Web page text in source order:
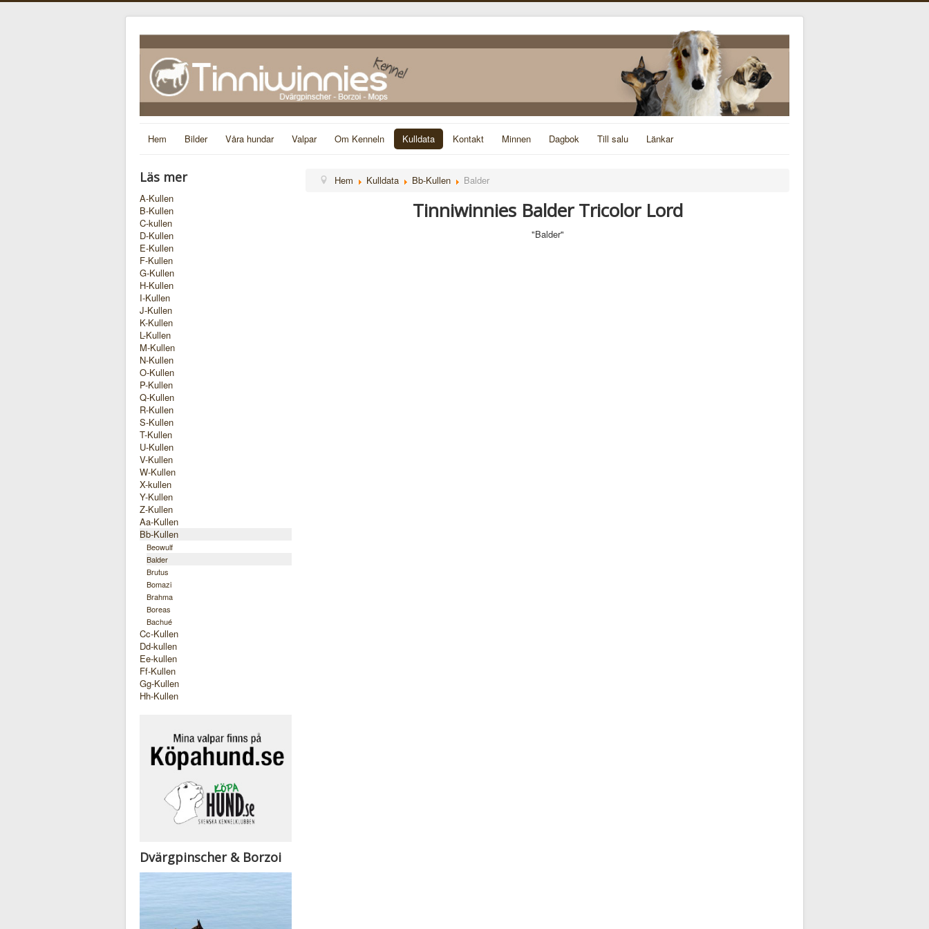
Hem Bilder Våra hundar Valpar Om Kenneln Kulldata Kontakt Minnen Dagbok Till salu Länkar
Läs mer
A-Kullen
B-Kullen
C-kullen
D-Kullen
E-Kullen
F-Kullen
G-Kullen
H-Kullen
I-Kullen
J-Kullen
K-Kullen
L-Kullen
M-Kullen
N-Kullen
O-Kullen
P-Kullen
Q-Kullen
R-Kullen
S-Kullen
T-Kullen
U-Kullen
V-Kullen
W-Kullen
X-kullen
Y-Kullen
Z-Kullen
Aa-Kullen
Bb-Kullen
Beowulf
Balder
Brutus
Bomazi
Brahma
Boreas
Bachué
Cc-Kullen
Dd-kullen
Ee-kullen
Ff-Kullen
Gg-Kullen
Hh-Kullen
Dvärgpinscher & Borzoi
Hem Kulldata Bb-Kullen Balder
Tinniwinnies Balder Tricolor Lord
"Balder"